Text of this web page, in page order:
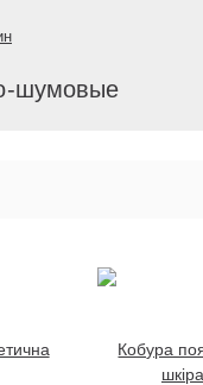
шумовые
Кобура